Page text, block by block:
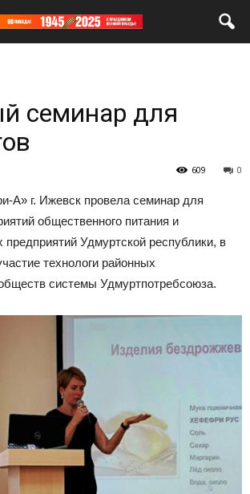
семинар для
0
609
А» г. Ижевск провела семинар для
общественного питания и
предприятий Удмуртской республики, в
технологи районных
системы Удмуртпотребсоюза.